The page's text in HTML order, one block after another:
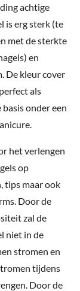
achtige
is erg sterk (te
met de sterkte
en
De kleur cover
als
onder een
het verlengen
op
tips maar ook
Door de
zal de
niet in de
stromen en
tijdens
Door de